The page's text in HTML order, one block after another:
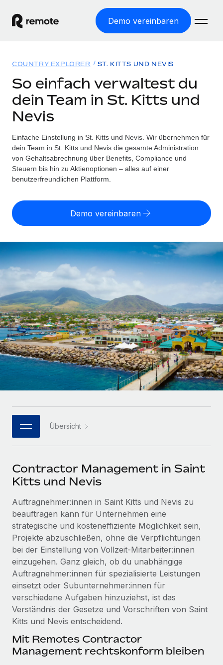
Demo vereinbaren
WELTWEITE BESCHÄFTIGUNG
Globale Payroll
Employer of Record
Weltweites Wachstum ohne Kosten für Niederlassungen
Contractor of Record
Contractor Management
Globales Onboarding und Verwalten von
PEO
Auslagern von komplexen HR-Aufgaben
INFRASTRUKTUR
Remote Embedded
Nahtlose Integration der HR in bestehende Abläufe
Plattform
Integrierte HR-Kernfunktionen für dein Team
MCP
Integrationen
DIENSTLEISTUNGEN
Frag unsere Expert:innen
Hilfe von Expert:innen für globale HR & Compliance
Background-Checks
Einfacheres Bewerber:innen-Screening
Compliance Watchtower
Lückenlose Compliance
Geräteverwaltung
Globale Bereitstellung und Verfolgung von IT-
Gründung von Niederlassungen
Lösungen
Country Explorer
Länderspezifische Unterstützung bei der Einstellung
Explorer für US-Bundesstaaten
Vergleiche mit unseren Mitbewerbern
WACHSTUMSPHASE
Startups
Agile HR- und Payroll-Lösungen für wachsende
Unternehmen
Mittelstand
Maßgeschneiderte HR-Lösungen, um Teams zu
vergrößern
Enterprise
Globale HR für Konzerne und Großunternehmen
Strategische Technologiepartner
Flexible Einbettung von Global-HR-Funktionen in deine
Plattform
Entdecke die Möglichkeiten einer Partnerschaft
Beratung zu Integrationen und KI-Automatisierung
FALLSTUDIEN
So hat der KI-Vorreiter Weaviate sein Team mit
Remote um 120 % vergrößert
Weaviate auf einen Blick Weaviate entwickelt KI-basierte
Open-Source-Infrastrukturen. Das...
Mehr erfahren
Strategische Partnerschaft zwischen
Ressourcen
TOOLS UND RECHNER
Scheinselbstständigkeitsrisiko berechnen
Länderspezifische Einschätzung des
Personalkostenrechner
Honorarzahlungen berechnen
Informationen zu möglichen Währungen und
Abwicklungsfristen für globale Freelancer:innen
LERNEN MIT REMOTE
Forschung und Leitfäden
Fallstudien
HR-Glossar
Checklisten und Vorlagen
Bibliothek für Stellenbeschreibungen
Webinare
Events
Newsroom
Insights Center
Hol dir Unterstützung
Alle Ressourcen anzeigen
BLOG
Globale Payroll
EOR und PEO
Contractor Management
Preise
English
Nederlands
Français
Deutsch
Español
Italiano
Português (Portugal)
한국어
COUNTRY EXPLORER ST. KITTS UND NEVIS
So einfach verwaltest du
dein Team in St. Kitts und
Nevis
Einfache Einstellung in St. Kitts und Nevis. Wir übernehmen für
dein Team in St. Kitts und Nevis die gesamte Administration
von Gehaltsabrechnung über Benefits, Compliance und
Steuern bis hin zu Aktienoptionen – alles auf einer
benutzerfreundlichen Plattform.
Demo vereinbaren
Übersicht
Contractor Management in Saint
Kitts und Nevis
Auftragnehmer:innen in Saint Kitts und Nevis zu
beauftragen kann für Unternehmen eine
strategische und kosteneffiziente Möglichkeit sein,
Projekte abzuschließen, ohne die Verpflichtungen
bei der Einstellung von Vollzeit‑Mitarbeiter:innen
einzugehen. Ganz gleich, ob du unabhängige
Auftragnehmer:innen für spezialisierte Leistungen
einsetzt oder Subunternehmer:innen für
verschiedene Aufgaben hinzuziehst, ist das
Verständnis der Gesetze und Vorschriften von Saint
Kitts und Nevis entscheidend.
Mit Remotes Contractor
Management rechtskonform bleiben